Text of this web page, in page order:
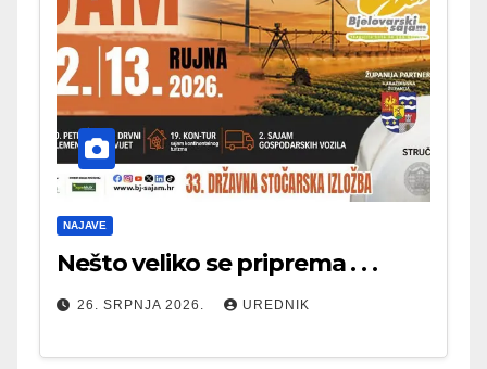
NAJAVE
Nešto veliko se priprema . . .
26. SRPNJA 2026. UREDNIK